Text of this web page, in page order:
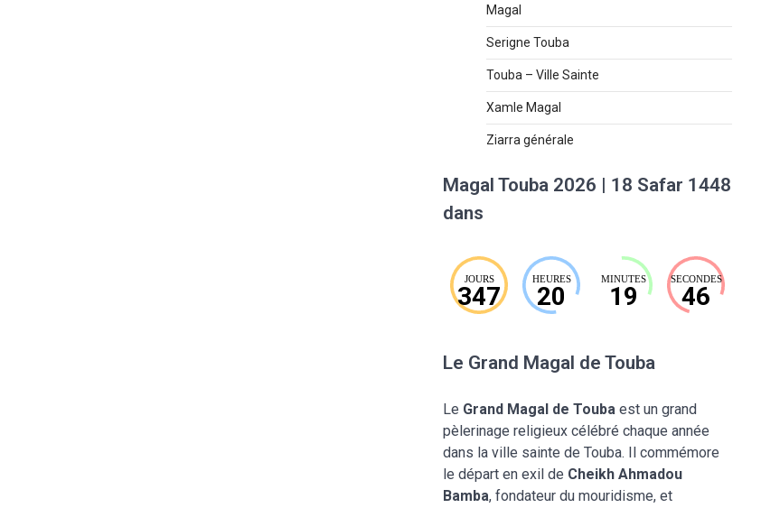
Magal
Serigne Touba
Touba – Ville Sainte
Xamle Magal
Ziarra générale
Magal Touba 2026 | 18 Safar 1448
dans
JOURS
347
HEURES
20
MINUTES
19
SECONDES
45
Le Grand Magal de Touba
Le Grand Magal de Touba est un grand
pèlerinage religieux célébré chaque année
dans la ville sainte de Touba. Il commémore
le départ en exil de Cheikh Ahmadou
Bamba, fondateur du mouridisme, et